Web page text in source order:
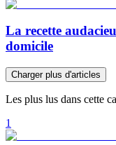
La recette
domicile
Charger plus d'articles
Les plus lus dans cette
1